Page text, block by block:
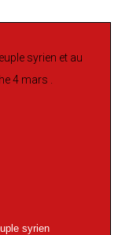
syrien et au
4 mars .
syrien